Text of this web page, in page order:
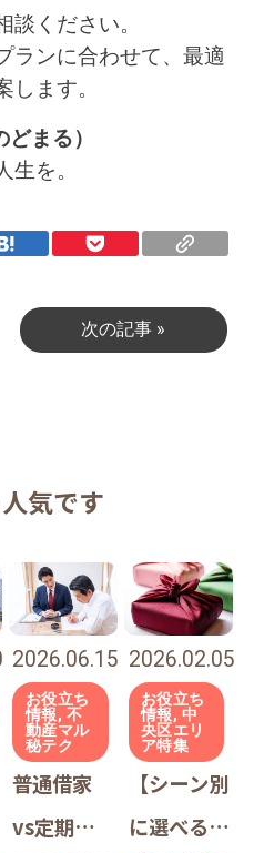
ください。
ランに合わせて、最適
ます。
まる）
を。
次の記事 »
気です
2026.06.15
お役立ち
情報, 不
動産マル
秘テク
普通借家
vs定期借
2026.02.05
お役立ち
情報, 中
央区エリ
ア特集
【シーン別
に選べる】